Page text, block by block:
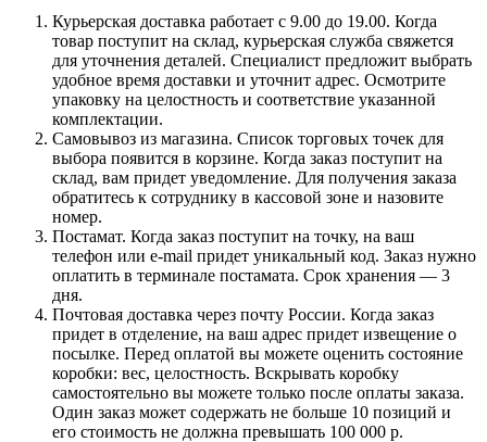
Курьерская доставка работает с 9.00 до 19.00. Когда
товар поступит на склад, курьерская служба свяжется
для уточнения деталей. Специалист предложит выбрать
удобное время доставки и уточнит адрес. Осмотрите
упаковку на целостность и соответствие указанной
комплектации.
Самовывоз из магазина. Список торговых точек для
выбора появится в корзине. Когда заказ поступит на
склад, вам придет уведомление. Для получения заказа
обратитесь к сотруднику в кассовой зоне и назовите
номер.
Постамат. Когда заказ поступит на точку, на ваш
телефон или e-mail придет уникальный код. Заказ нужно
оплатить в терминале постамата. Срок хранения — 3
дня.
Почтовая доставка через почту России. Когда заказ
придет в отделение, на ваш адрес придет извещение о
посылке. Перед оплатой вы можете оценить состояние
коробки: вес, целостность. Вскрывать коробку
самостоятельно вы можете только после оплаты заказа.
Один заказ может содержать не больше 10 позиций и
его стоимость не должна превышать 100 000 р.